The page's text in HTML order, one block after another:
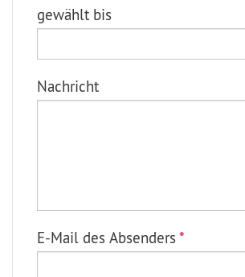
gewählt bis
Nachricht
E-Mail des Absenders *